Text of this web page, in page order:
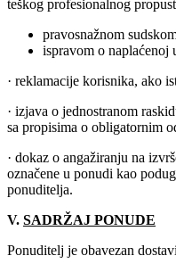
teškog profesionalnog
pravosnažnom
ispravom o naplaćenoj
· reklamacije korisnika, ako
· izjava o jednostranom
sa propisima o obligatornim
· dokaz o angažiranju na
označene u ponudi kao
ponuditelja.
V. SADRŽAJ PONUDE
Ponuditelj je obavezan